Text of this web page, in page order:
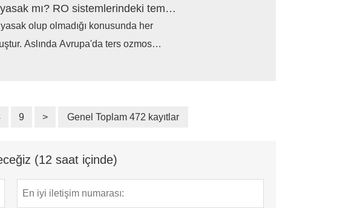
Avrupa'da ters ozmos suyu yasak mı? RO sistemlerindeki temel sorunlar nelerdir?
olup olmadığı konusunda her
Aslında Avrupa'da ters ozmos
9 > Genel Toplam 472 kayıtlar
(12 saat içinde)